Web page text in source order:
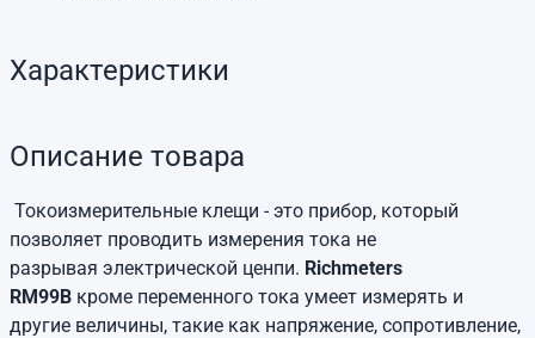
Характеристики
Описание товара
Токоизмерительные клещи - это прибор, который
позволяет проводить измерения тока не
разрывая электрической ценпи. Richmeters
RM99B кроме переменного тока умеет измерять и
другие величины, такие как напряжение, сопротивление,